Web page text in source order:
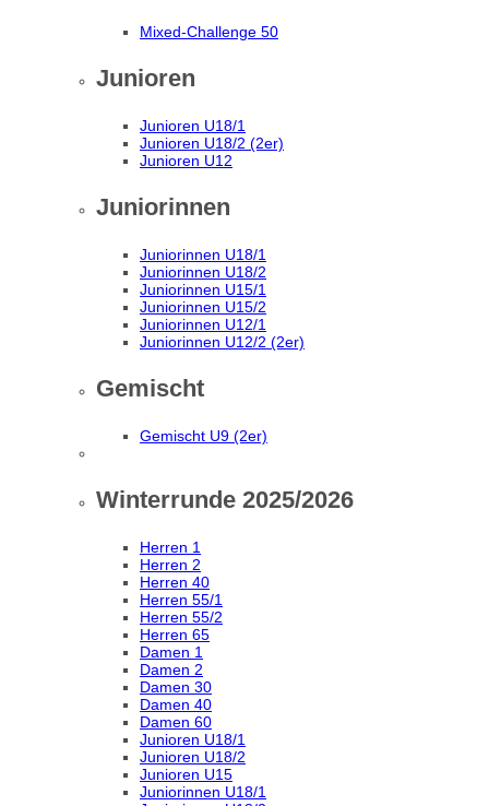
Mixed-Challenge 50
Junioren
Junioren U18/1
Junioren U18/2 (2er)
Junioren U12
Juniorinnen
Juniorinnen U18/1
Juniorinnen U18/2
Juniorinnen U15/1
Juniorinnen U15/2
Juniorinnen U12/1
Juniorinnen U12/2 (2er)
Gemischt
Gemischt U9 (2er)
Winterrunde 2025/2026
Herren 1
Herren 2
Herren 40
Herren 55/1
Herren 55/2
Herren 65
Damen 1
Damen 2
Damen 30
Damen 40
Damen 60
Junioren U18/1
Junioren U18/2
Junioren U15
Juniorinnen U18/1